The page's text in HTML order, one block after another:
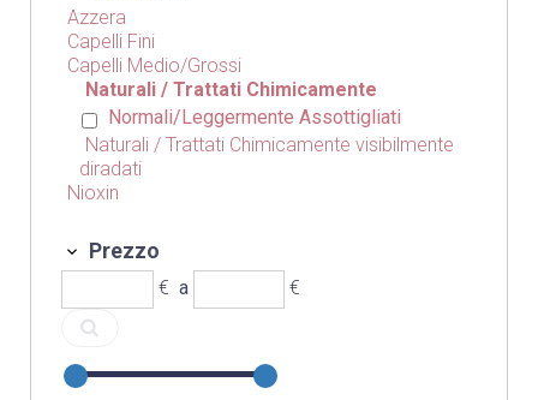
Azzera
Capelli Fini
Capelli Medio/Grossi
Naturali / Trattati Chimicamente
Normali/Leggermente Assottigliati
Naturali / Trattati Chimicamente visibilmente
diradati
Nioxin
Prezzo
€ a €